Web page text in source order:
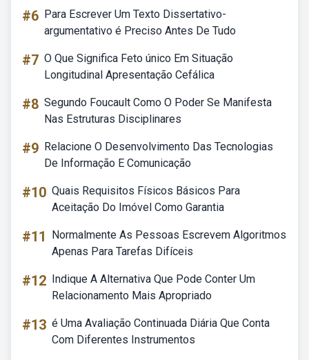
#6 Para Escrever Um Texto Dissertativo-
argumentativo é Preciso Antes De Tudo
#7 O Que Significa Feto único Em Situação
Longitudinal Apresentação Cefálica
#8 Segundo Foucault Como O Poder Se Manifesta
Nas Estruturas Disciplinares
#9 Relacione O Desenvolvimento Das Tecnologias
De Informação E Comunicação
#10 Quais Requisitos Físicos Básicos Para
Aceitação Do Imóvel Como Garantia
#11
Normalmente As Pessoas Escrevem Algoritmos
Apenas Para Tarefas Difíceis
#12 Indique A Alternativa Que Pode Conter Um
Relacionamento Mais Apropriado
#13 é Uma Avaliação Continuada Diária Que Conta
Com Diferentes Instrumentos